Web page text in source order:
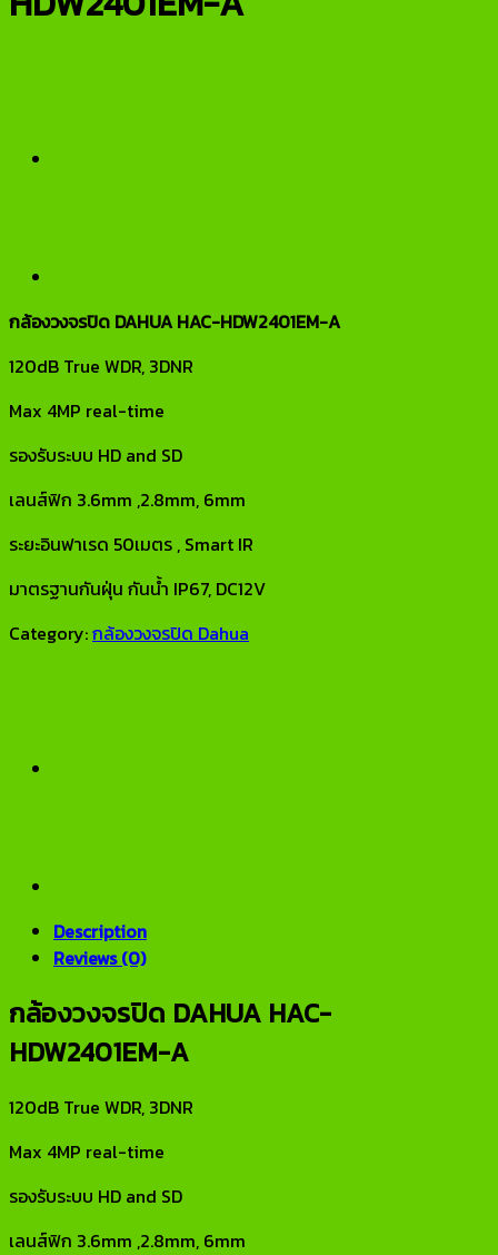
กล้องวงจรปิด DAHUA HAC-HDW2401EM-A
120dB True WDR, 3DNR
Max 4MP real-time
รองรับระบบ HD and SD
เลนส์ฟิก 3.6mm ,2.8mm, 6mm
ระยะอินฟาเรด 50เมตร , Smart IR
มาตรฐานกันฝุ่น กันน้ำ IP67, DC12V
Category:กล้องวงจรปิด Dahua
Description
Reviews (0)
กล้องวงจรปิด DAHUA HAC-
HDW2401EM-A
120dB True WDR, 3DNR
Max 4MP real-time
รองรับระบบ HD and SD
เลนส์ฟิก 3.6mm ,2.8mm, 6mm